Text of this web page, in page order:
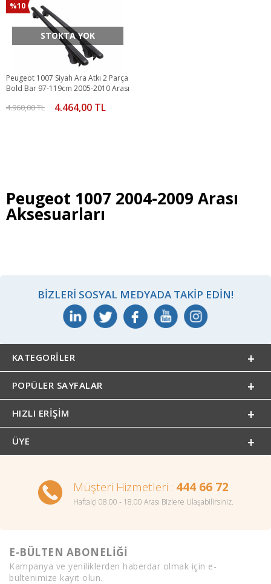
%10
STOKTA YOK
Peugeot 1007 Siyah Ara Atkı 2 Parça
Bold Bar 97-119cm 2005-2010 Arası
4.960,00 TL 4.464,00 TL
Peugeot 1007 2004-2009 Arası
Aksesuarları
BIZLERI SOSYAL MEDYADA TAKIP EDIN!
KATEGORILER
POPÜLER SAYFALAR
HIZLI ERIŞIM
ÜYE
Müşteri Hizmetleri : 444 66 72
Haftaiçi 08.00 - 18.00 Arası Bizlere Ulaşabilirsiniz.
E-BÜLTEN ABONELİĞİ
Kampanya ve yeniliklerden haberdar olmak için e-
bültenimize kayıt olun.